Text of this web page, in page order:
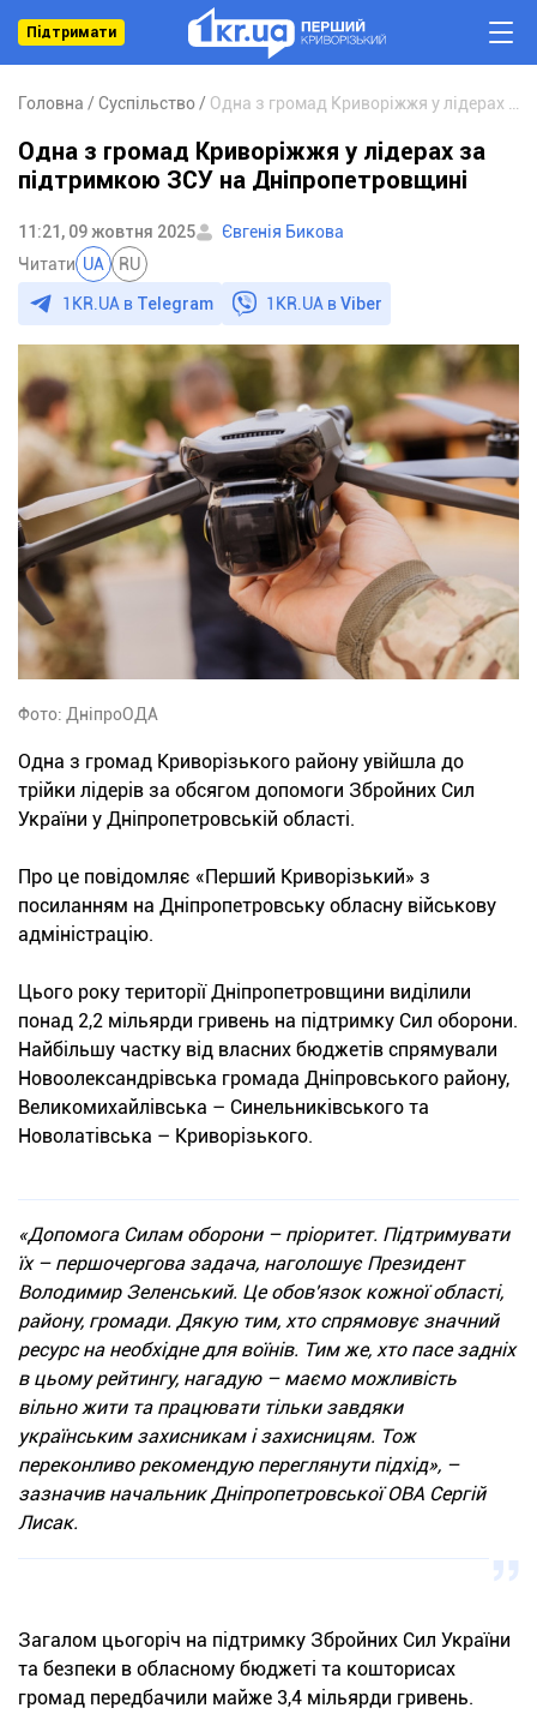
Підтримати
Головна Суспільство
Одна з громад Криворіжжя у лідерах за
підтримкою ЗСУ на Дніпропетровщині
11:21, 09 жовтня 2025
Євгенія Бикова
Читати UA RU
1KR.UA в Telegram 1KR.UA вViber
Фото: ДніпроОДА
Одна з громад Криворізького району увійшла до
трійки лідерів за обсягом допомоги Збройних Сил
України у Дніпропетровській області.
Про це повідомляє «Перший Криворізький» з
посиланням на Дніпропетровську обласну військову
адміністрацію.
Цього року території Дніпропетровщини виділили
понад 2,2 мільярди гривень на підтримку Сил оборони.
Найбільшу частку від власних бюджетів спрямували
Новоолександрівська громада Дніпровського району,
Великомихайлівська – Синельниківського та
Новолатівська – Криворізького.
«Допомога Силам оборони – пріоритет. Підтримувати
їх – першочергова задача, наголошує Президент
Володимир Зеленський. Це обов'язок кожної області,
району, громади. Дякую тим, хто спрямовує значний
ресурс на необхідне для воїнів. Тим же, хто пасе задніх
в цьому рейтингу, нагадую – маємо можливість
вільно жити та працювати тільки завдяки
українським захисникам і захисницям. Тож
переконливо рекомендую переглянути підхід», –
зазначив начальник Дніпропетровської ОВА Сергій
Лисак.
Загалом цьогоріч на підтримку Збройних Сил України
та безпеки в обласному бюджеті та кошторисах
громад передбачили майже 3,4 мільярди гривень.